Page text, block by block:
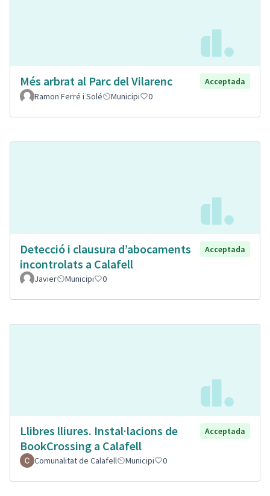
Més arbrat al Parc del Vilarenc
Acceptada
Ramon Ferré i Solé
Municipi 0
Detecció i clausura d’abocaments
incontrolats a Calafell
Acceptada
Javier Municipi 0
Llibres lliures. Instal·lacions de
BookCrossing a Calafell
Acceptada
Comunalitat de Calafell Municipi 0